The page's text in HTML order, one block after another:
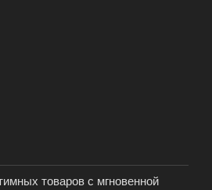
товаров с мгновенной